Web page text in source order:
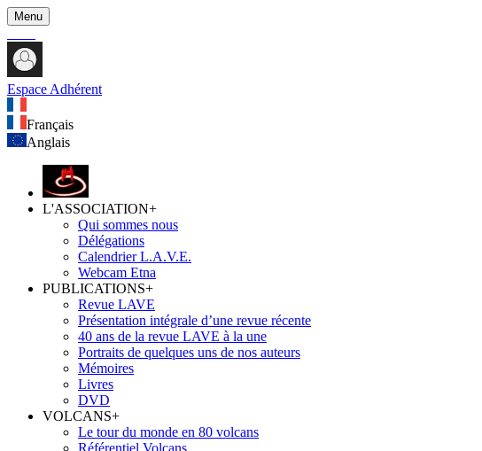
Menu
Espace Adhérent
Français
Anglais
L'ASSOCIATION+
Qui sommes nous
Délégations
Calendrier L.A.V.E.
Webcam Etna
PUBLICATIONS+
Revue LAVE
Présentation intégrale d’une revue récente
40 ans de la revue LAVE à la une
Portraits de quelques uns de nos auteurs
Mémoires
Livres
DVD
VOLCANS+
Le tour du monde en 80 volcans
Référentiel Volcans